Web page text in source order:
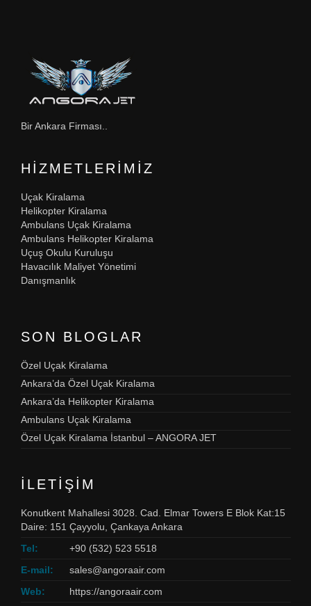
Bir Ankara Firması..
HIZMETLERIMIZ
Uçak Kiralama
Helikopter Kiralama
Ambulans Uçak Kiralama
Ambulans Helikopter Kiralama
Uçuş Okulu Kuruluşu
Havacılık Maliyet Yönetimi
Danışmanlık
SON BLOGLAR
Özel Uçak Kiralama
Ankara’da Özel Uçak Kiralama
Ankara’da Helikopter Kiralama
Ambulans Uçak Kiralama
Özel Uçak Kiralama İstanbul – ANGORA JET
İLETIŞIM
Konutkent Mahallesi 3028. Cad. Elmar Towers E Blok Kat:15
Daire: 151 Çayyolu, Çankaya Ankara
Tel:
+90 (532) 523 5518
E-mail:
sales@angoraair.com
Web:
https://angoraair.com